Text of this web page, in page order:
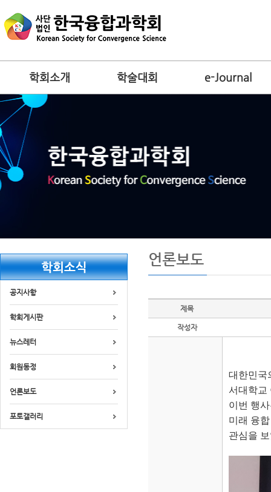
학회소개 학술대회 e-Journal
공지사항
학회게시판
뉴스레터
회원동정
언론보도
포토갤러리
언론보도
제목
작성자
대한민국
서대학교
이번 행
미래 융
관심을